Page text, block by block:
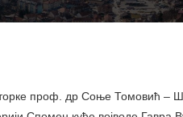
проф. др Соње Томовић –